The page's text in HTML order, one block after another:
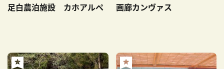
足白農泊施設 カホアルペ 画廊カンヴァス